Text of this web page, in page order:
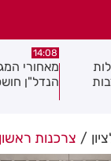
14:08
מאחורי
הנדל"ן
צרכנות ראשון